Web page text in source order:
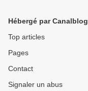
Hébergé par Canalblog
Top articles
Pages
Contact
Signaler un abus